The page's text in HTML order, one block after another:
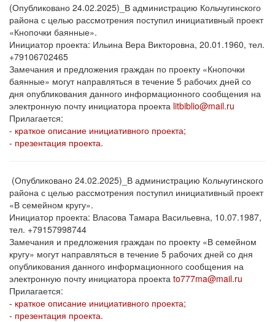
(Опубликовано 24.02.2025)_В администрацию Кольчугинского
района с целью рассмотрения поступил инициативный проект
«Кнопочки баянные».
Инициатор проекта: Ильина Вера Викторовна, 20.01.1960, тел.
+79106702465
Замечания и предложения граждан по проекту «Кнопочки
баянные» могут направляться в течение 5 рабочих дней со
дня опубликования данного информационного сообщения на
электронную почту инициатора проекта litbiblio@mail.ru
Прилагается:
- краткое описание инициативного проекта;
- презентация проекта.
(Опубликовано 24.02.2025)_В администрацию Кольчугинского
района с целью рассмотрения поступил инициативный проект
«В семейном кругу».
Инициатор проекта: Власова Тамара Васильевна, 10.07.1987,
тел. +79157998744
Замечания и предложения граждан по проекту «В семейном
кругу» могут направляться в течение 5 рабочих дней со дня
опубликования данного информационного сообщения на
электронную почту инициатора проекта to777ma@mail.ru
Прилагается:
- краткое описание инициативного проекта;
- презентация проекта.